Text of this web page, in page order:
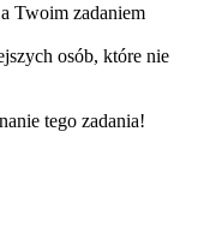
Twoim zadaniem
osób, które nie
tego zadania!